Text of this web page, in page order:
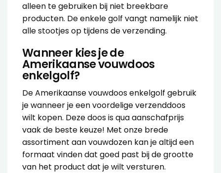
alleen te gebruiken bij niet breekbare
producten. De enkele golf vangt namelijk niet
alle stootjes op tijdens de verzending.
Wanneer kies je de
Amerikaanse vouwdoos
enkelgolf?
DeAmerikaanse vouwdoos enkelgolf gebruik
je wanneer je een voordelige verzenddoos
wilt kopen. Deze doos is qua aanschafprijs
vaak de beste keuze! Met onze brede
assortiment aan vouwdozen kan je altijd een
formaat vinden dat goed past bij de grootte
van het product dat je wilt versturen.